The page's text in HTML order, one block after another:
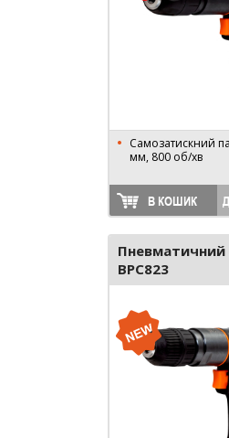
Самозатискний
мм, 800 об/хв
В КОШИК
BPC823